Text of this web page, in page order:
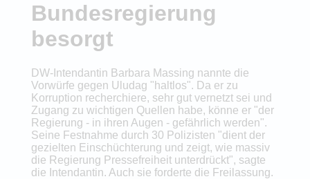
Bundesregierung
besorgt
DW-Intendantin Barbara Massing nannte die
Vorwürfe gegen Uludag "haltlos". Da er zu
Korruption recherchiere, sehr gut vernetzt sei und
Zugang zu wichtigen Quellen habe, könne er "der
Regierung - in ihren Augen - gefährlich werden".
Seine Festnahme durch 30 Polizisten "dient der
gezielten Einschüchterung und zeigt, wie massiv
die Regierung Pressefreiheit unterdrückt", sagte
die Intendantin. Auch sie forderte die Freilassung.